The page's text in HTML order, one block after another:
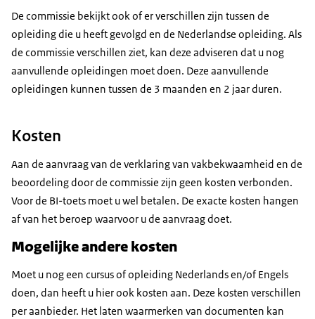
De commissie bekijkt ook of er verschillen zijn tussen de
opleiding die u heeft gevolgd en de Nederlandse opleiding. Als
de commissie verschillen ziet, kan deze adviseren dat u nog
aanvullende opleidingen moet doen. Deze aanvullende
opleidingen kunnen tussen de 3 maanden en 2 jaar duren.
Kosten
Aan de aanvraag van de verklaring van vakbekwaamheid en de
beoordeling door de commissie zijn geen kosten verbonden.
Voor de BI-toets moet u wel betalen. De exacte kosten hangen
af van het beroep waarvoor u de aanvraag doet.
Mogelijke andere kosten
Moet u nog een cursus of opleiding Nederlands en/of Engels
doen, dan heeft u hier ook kosten aan. Deze kosten verschillen
per aanbieder. Het laten waarmerken van documenten kan